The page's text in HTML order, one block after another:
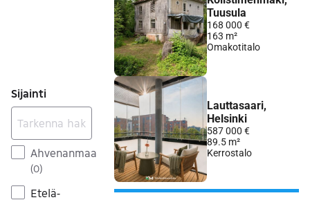
Sijainti
Ahvenanmaa
(0)
Etelä-